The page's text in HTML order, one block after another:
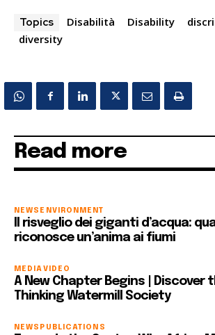
Topics Disabilità Disability
diversity
Read more
NEWS ENVIRONMENT
Il risveglio dei giganti d’acqua:
riconosce un’anima ai fiumi
MEDIAVIDEO
A New Chapter Begins | Discover
Thinking Watermill Society
NEWS PUBLICATIONS